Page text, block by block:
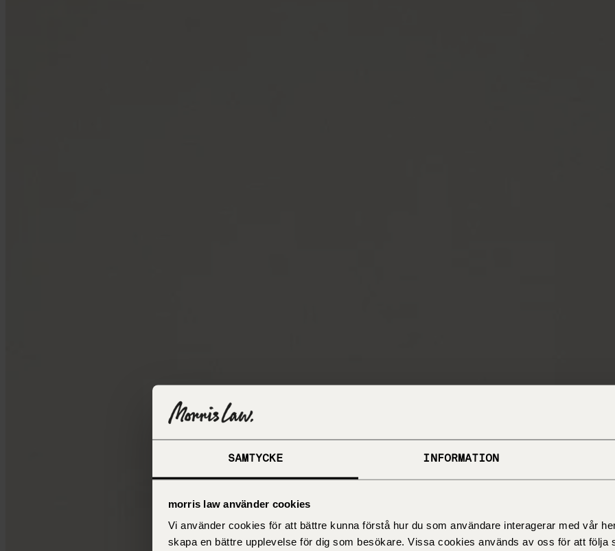
SAMTYCKE INFORMATION
morris law använder cookies
Vi använder cookies för att bättre kunna förstå hur du som användare interagerar med vår
skapa en bättre upplevelse för dig som besökare. Vissa cookies används av oss för att följa